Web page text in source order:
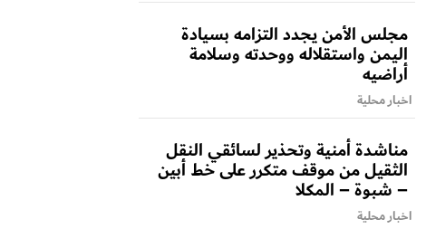
مجلس الأمن يجدد التزامه بسيادة
اليمن واستقلاله ووحدته وسلامة
أراضيه
اخبار محلية
مناشدة أمنية وتحذير لسائقي النقل
الثقيل من موقف متكرر على خط أبين
– شبوة – المكلا
اخبار محلية